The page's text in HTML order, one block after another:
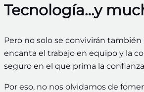
Tecnología…y
Pero no solo se convivirán
encanta el trabajo en equipo y la
seguro en el que prima la
Por eso, no nos olvidamos de